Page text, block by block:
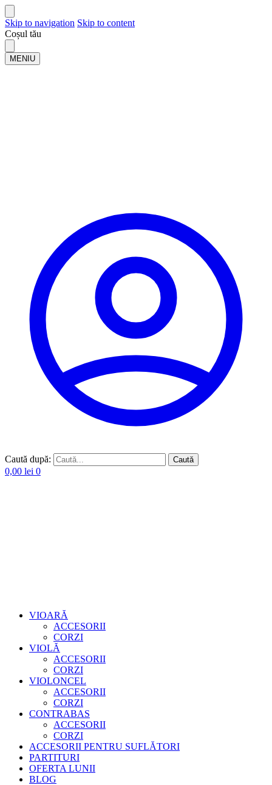
Skip to navigation Skip to content
Coșul tău
MENIU
Caută după: Caută
0,00 lei 0
VIOARĂ
ACCESORII
CORZI
VIOLĂ
ACCESORII
CORZI
VIOLONCEL
ACCESORII
CORZI
CONTRABAS
ACCESORII
CORZI
ACCESORII PENTRU SUFLĂTORI
PARTITURI
OFERTA LUNII
BLOG